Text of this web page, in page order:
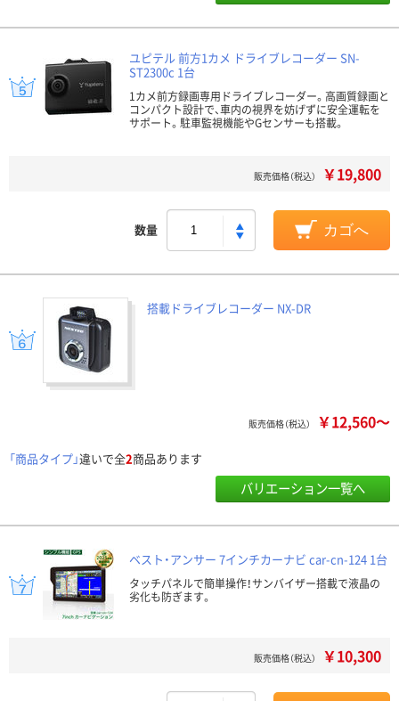
ユピテル 前方1カメ ドライブレコーダー SN-
ST2300c 1台
1カメ前方録画専用ドライブレコーダー。高画質録画と
コンパクト設計で、車内の視界を妨げずに安全運転を
サポート。駐車監視機能やGセンサーも搭載。
販売価格（税込） ￥19,800
数量 カゴへ
搭載ドライブレコーダー NX-DR
販売価格（税込） ￥12,560～
「商品タイプ」違いで全2商品あります
バリエーション一覧へ
ベスト・アンサー 7インチカーナビ car-cn-124 1台
タッチパネルで簡単操作！サンバイザー搭載で液晶の
劣化も防ぎます。
販売価格（税込） ￥10,300